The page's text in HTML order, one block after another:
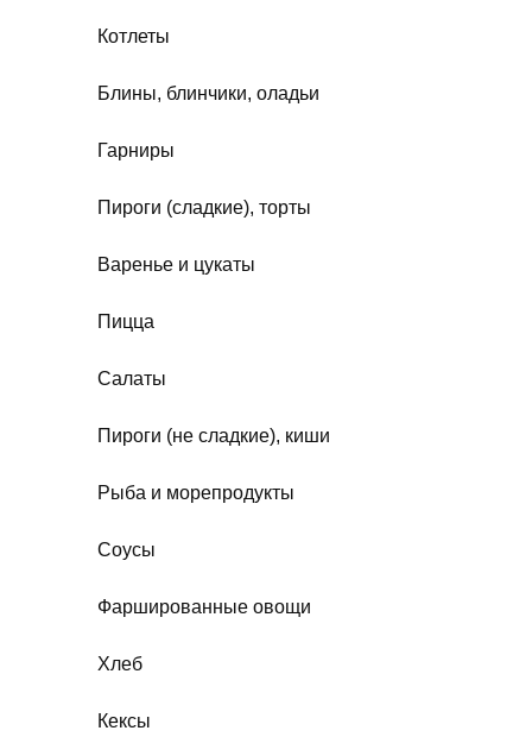
Котлеты
Блины, блинчики, оладьи
Гарниры
Пироги (сладкие), торты
Варенье и цукаты
Пицца
Салаты
Пироги (не сладкие), киши
Рыба и морепродукты
Соусы
Фаршированные овощи
Хлеб
Кексы